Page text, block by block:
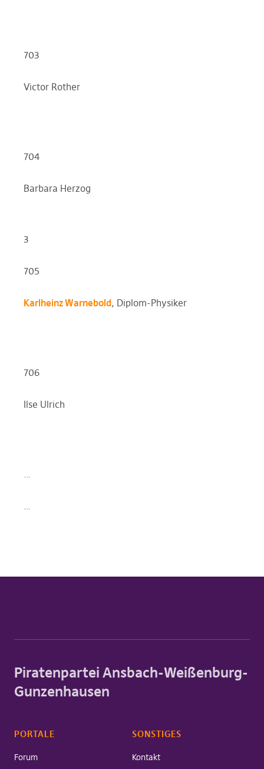
703
Victor Rother
704
Barbara Herzog
3
705
Karlheinz Warnebold, Diplom-Physiker
706
Ilse Ulrich
…
…
Piratenpartei Ansbach-Weißenburg-
Gunzenhausen
PORTALE
Forum
SONSTIGES
Kontakt